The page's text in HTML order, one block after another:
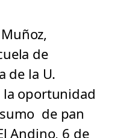
de
de la U.
la oportunidad
de pan
Andino, 6 de